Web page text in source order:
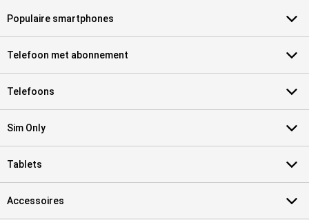
Populaire smartphones
Telefoon met abonnement
Telefoons
Sim Only
Tablets
Accessoires